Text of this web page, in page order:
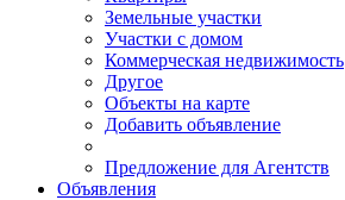
Земельные участки
Участки с домом
Коммерческая недвижимость
Другое
Объекты на карте
Добавить объявление
Предложение для Агентств
Объявления